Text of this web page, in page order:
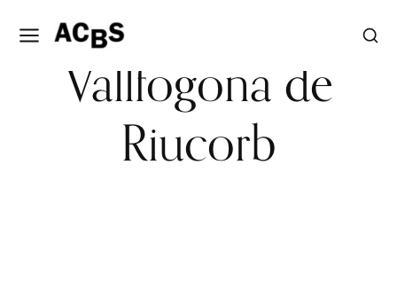
Vallfogona de
Riucorb